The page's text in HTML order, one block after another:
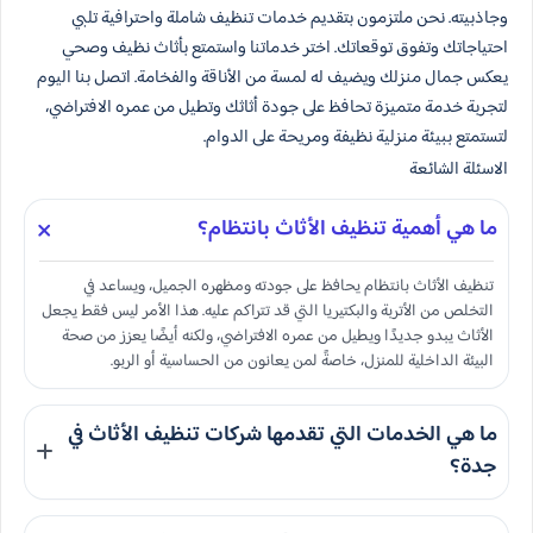
وجاذبيته. نحن ملتزمون بتقديم خدمات تنظيف شاملة واحترافية تلبي
احتياجاتك وتفوق توقعاتك. اختر خدماتنا واستمتع بأثاث نظيف وصحي
يعكس جمال منزلك ويضيف له لمسة من الأناقة والفخامة. اتصل بنا اليوم
لتجربة خدمة متميزة تحافظ على جودة أثاثك وتطيل من عمره الافتراضي،
لتستمتع ببيئة منزلية نظيفة ومريحة على الدوام.
الاسئلة الشائعة
ما هي أهمية تنظيف الأثاث بانتظام؟
تنظيف الأثاث بانتظام يحافظ على جودته ومظهره الجميل، ويساعد في
التخلص من الأتربة والبكتيريا التي قد تتراكم عليه. هذا الأمر ليس فقط يجعل
الأثاث يبدو جديدًا ويطيل من عمره الافتراضي، ولكنه أيضًا يعزز من صحة
البيئة الداخلية للمنزل، خاصةً لمن يعانون من الحساسية أو الربو.
ما هي الخدمات التي تقدمها شركات تنظيف الأثاث في
جدة؟
تقدم شركات تنظيف الأثاث في جدة مجموعة متنوعة من الخدمات تشمل